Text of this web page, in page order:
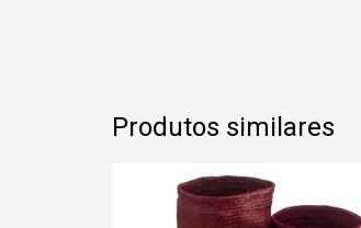
Produtos similares